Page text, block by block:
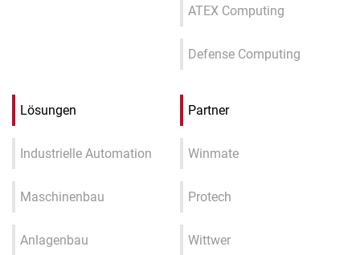
ATEX Computing
Defense Computing
Lösungen
Industrielle Automation
Maschinenbau
Anlagenbau
Partner
Winmate
Protech
Wittwer